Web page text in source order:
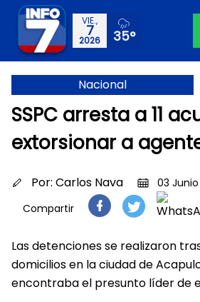
VIE.,
7
2026 35°
Nacional
SSPC arresta a 11
extorsionar a
Por: Carlos Nava
03 Junio
Compartir
Las detenciones se realizaron
domicilios en la ciudad de
encontraba el presunto líder de